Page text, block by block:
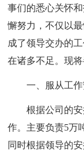
事们的悉心关怀
懈努力，不仅以
成了领导交办的
在诸多不足。现
一、服从工
根据公司的
作。主要负责5万
同时根据领导的